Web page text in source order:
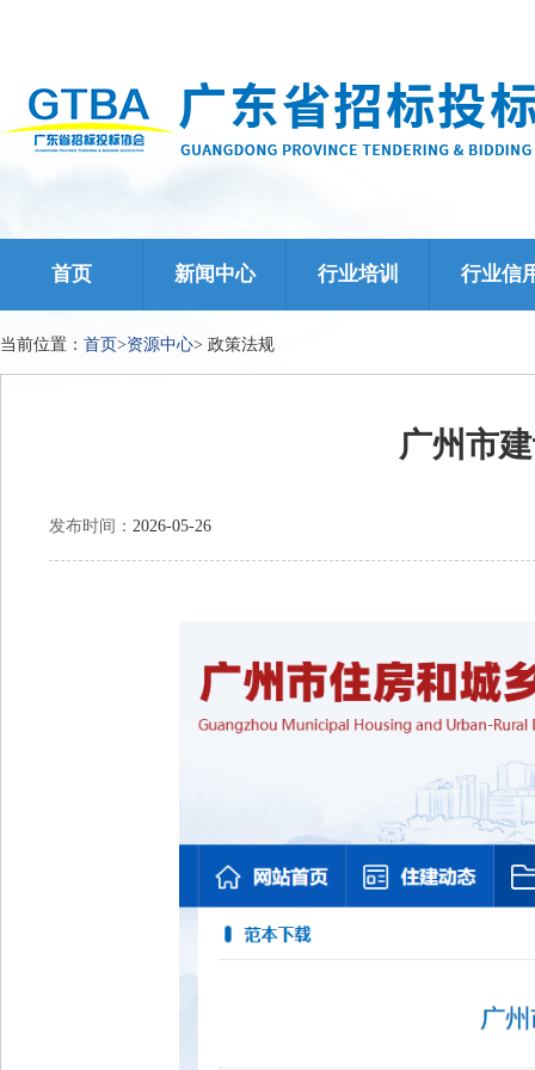
首页 新闻中心 行业培训 行业信
当前位置： 首页>资源中心> 政策法规
广州市
发布时间： 2026-05-26